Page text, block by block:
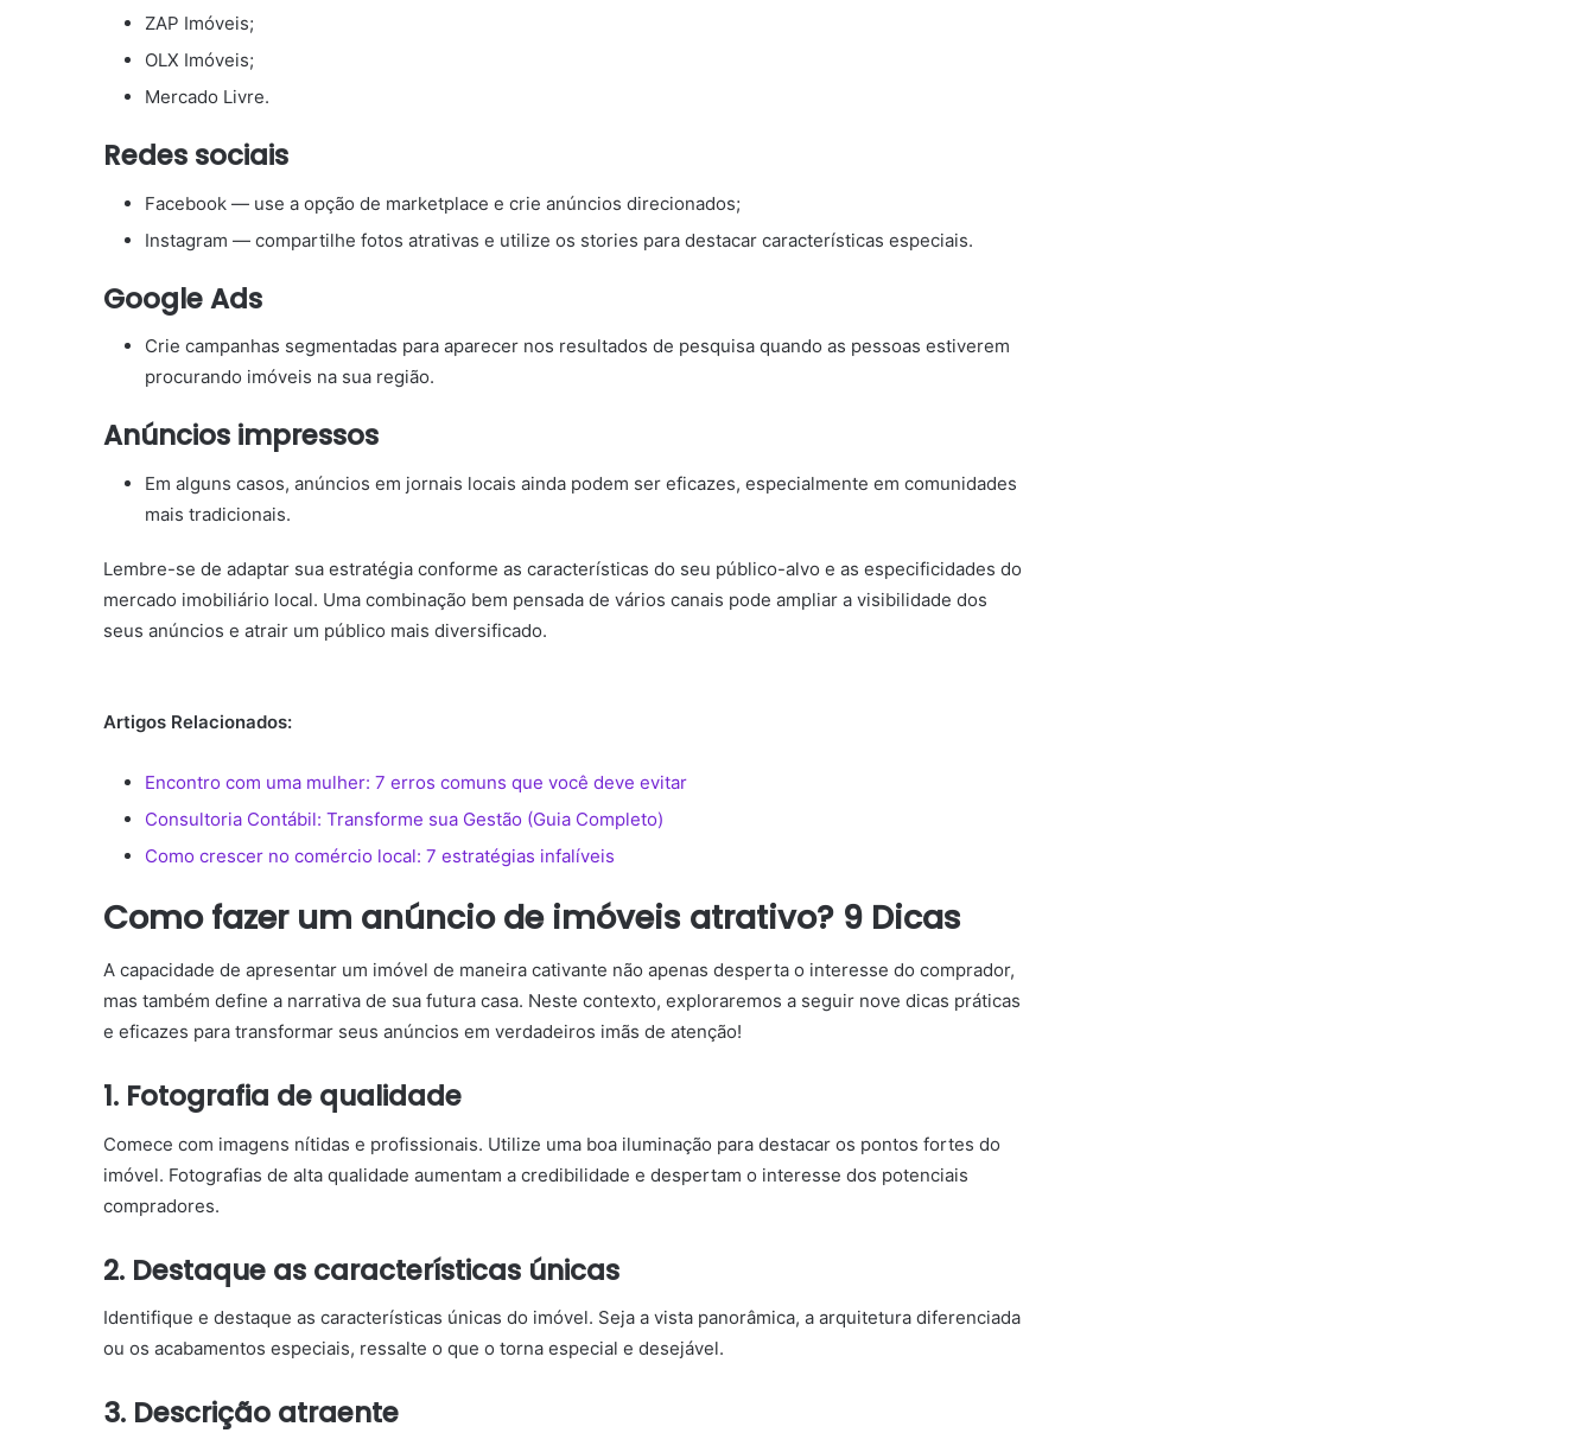
ZAP Imóveis;
OLX Imóveis;
Mercado Livre.
Redes sociais
Facebook — use a opção de marketplace e crie anúncios direcionados;
Instagram — compartilhe fotos atrativas e utilize os stories para destacar características especiais.
Google Ads
Crie campanhas segmentadas para aparecer nos resultados de pesquisa quando as pessoas estiverem
procurando imóveis na sua região.
Anúncios impressos
Em alguns casos, anúncios em jornais locais ainda podem ser eficazes, especialmente em comunidades
mais tradicionais.
Lembre-se de adaptar sua estratégia conforme as características do seu público-alvo e as especificidades do
mercado imobiliário local. Uma combinação bem pensada de vários canais pode ampliar a visibilidade dos
seus anúncios e atrair um público mais diversificado.
Artigos Relacionados:
Encontro com uma mulher: 7 erros comuns que você deve evitar
Consultoria Contábil: Transforme sua Gestão (Guia Completo)
Como crescer no comércio local: 7 estratégias infalíveis
Como fazer um anúncio de imóveis atrativo? 9 Dicas
A capacidade de apresentar um imóvel de maneira cativante não apenas desperta o interesse do comprador,
mas também define a narrativa de sua futura casa. Neste contexto, exploraremos a seguir nove dicas práticas
e eficazes para transformar seus anúncios em verdadeiros imãs de atenção!
1. Fotografia de qualidade
Comece com imagens nítidas e profissionais. Utilize uma boa iluminação para destacar os pontos fortes do
imóvel. Fotografias de alta qualidade aumentam a credibilidade e despertam o interesse dos potenciais
compradores.
2. Destaque as características únicas
Identifique e destaque as características únicas do imóvel. Seja a vista panorâmica, a arquitetura diferenciada
ou os acabamentos especiais, ressalte o que o torna especial e desejável.
3. Descrição atraente